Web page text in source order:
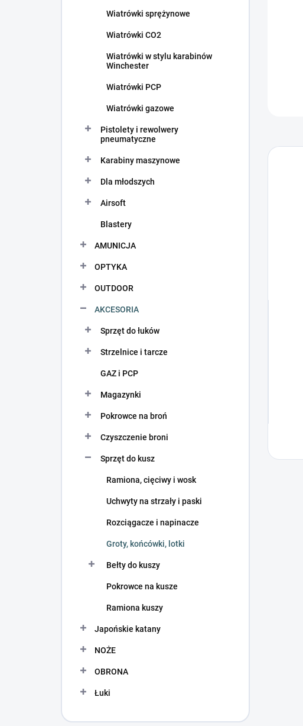
Wiatrówki sprężynowe
Wiatrówki CO2
Wiatrówki w stylu karabinów
Winchester
Wiatrówki PCP
Wiatrówki gazowe
Pistolety i rewolwery
pneumatyczne
Karabiny maszynowe
Dla młodszych
Airsoft
Blastery
AMUNICJA
OPTYKA
OUTDOOR
AKCESORIA
Sprzęt do łuków
Strzelnice i tarcze
GAZ i PCP
Magazynki
Pokrowce na broń
Czyszczenie broni
Sprzęt do kusz
Ramiona, cięciwy i wosk
Uchwyty na strzały i paski
Rozciągacze i napinacze
Groty, końcówki, lotki
Bełty do kuszy
Pokrowce na kusze
Ramiona kuszy
Japońskie katany
NOŻE
OBRONA
Łuki